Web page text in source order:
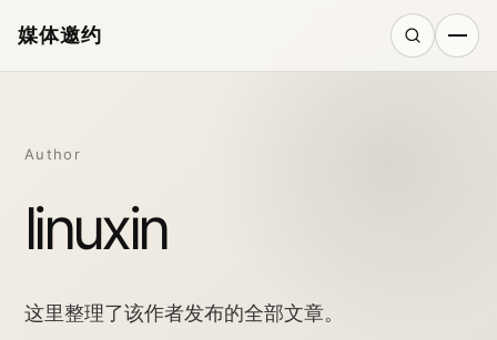
媒体邀约
Author
linuxin
这里整理了该作者发布的全部文章。